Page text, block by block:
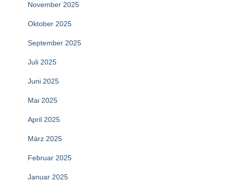
November 2025
Oktober 2025
September 2025
Juli 2025
Juni 2025
Mai 2025
April 2025
März 2025
Februar 2025
Januar 2025